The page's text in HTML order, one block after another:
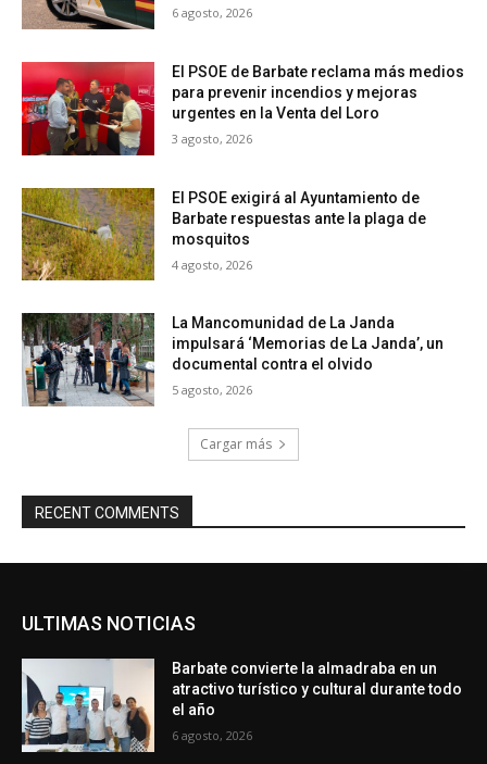
6 agosto, 2026
El PSOE de Barbate reclama más medios
para prevenir incendios y mejoras
urgentes en la Venta del Loro
3 agosto, 2026
El PSOE exigirá al Ayuntamiento de
Barbate respuestas ante la plaga de
mosquitos
4 agosto, 2026
La Mancomunidad de La Janda
impulsará ‘Memorias de La Janda’, un
documental contra el olvido
5 agosto, 2026
Cargar más
RECENT COMMENTS
ULTIMAS NOTICIAS
Barbate convierte la almadraba en un
atractivo turístico y cultural durante todo
el año
6 agosto, 2026